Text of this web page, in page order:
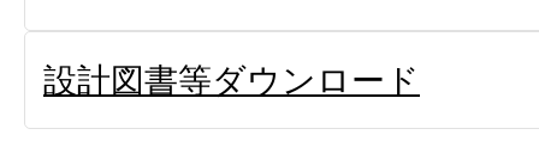
設計図書等ダウンロード